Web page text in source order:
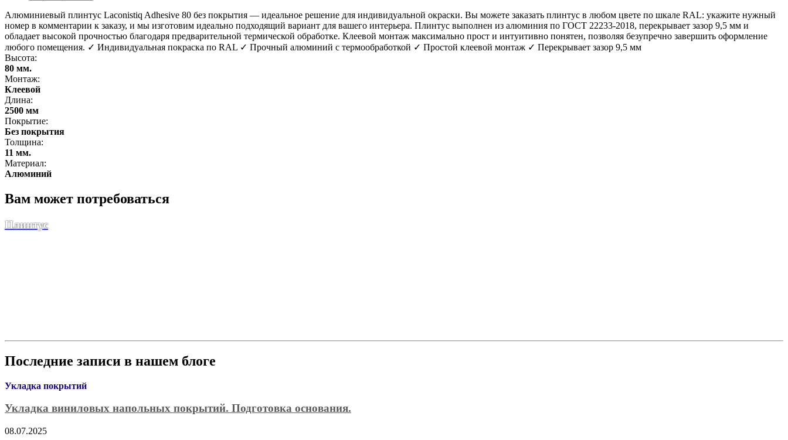
Алюминиевый плинтус Laconistiq Adhesive 80 без покрытия — идеальное решение для индивидуальной окраски. Вы можете заказать плинтус в любом цвете по шкале RAL: укажите нужный
номер в комментарии к заказу, и мы изготовим идеально подходящий вариант для вашего интерьера. Плинтус выполнен из алюминия по ГОСТ 22233-2018, перекрывает зазор 9,5 мм и
обладает высокой прочностью благодаря предварительной термической обработке. Клеевой монтаж максимально прост и интуитивно понятен, позволяя безупречно завершить оформление
любого помещения. ✓ Индивидуальная покраска по RAL ✓ Прочный алюминий с термообработкой ✓ Простой клеевой монтаж ✓ Перекрывает зазор 9,5 мм
Высота:
80 мм.
Монтаж:
Клеевой
Длина:
2500 мм
Покрытие:
Без покрытия
Толщина:
11 мм.
Материал:
Алюминий
Вам может потребоваться
Плинтус
Последние записи в нашем блоге
Укладка покрытий
Укладка виниловых напольных покрытий. Подготовка основания.
08.07.2025